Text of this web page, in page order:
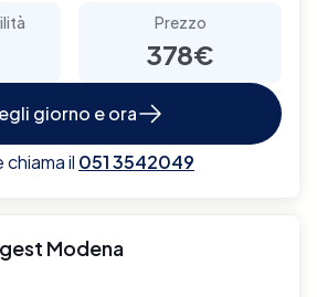
Prezzo
378€
giorno e ora
il 051 3542049
Modena